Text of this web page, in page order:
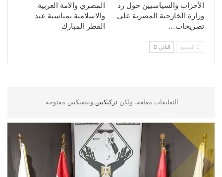
المصري والامة العربية
والاسلامية بمناسبة عيد
الفطر المبارك
الأحزاب والسياسيين حول رد
وزارة الخارجية المصرية على
تصريحات…
السابق التالي
التعليقات مغلقة، ولكن تركبكس وبينغبكس مفتوحة.